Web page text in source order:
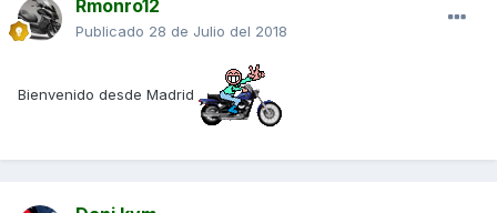
Rmonro12
Publicado 28 de Julio del 2018
Bienvenido desde Madrid